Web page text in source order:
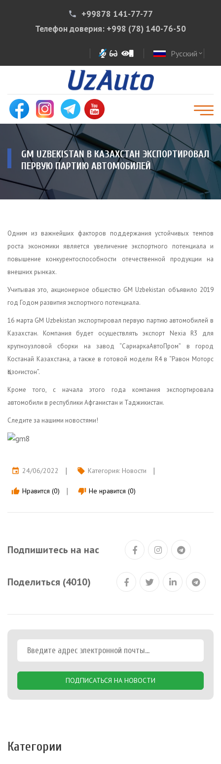
phone
+99878 141-77-77
Телефон доверия: +998 (78) 140-76-50
Русский expand_more
GM UZBEKISTAN В КАЗАХСТАН ЭКСПОРТИРОВАЛ
ПЕРВУЮ ПАРТИЮ АВТОМОБИЛЕЙ
Одним из важнейших факторов поддержания устойчивых темпов
роста экономики является увеличение экспортного потенциала и
повышение конкурентоспособности отечественной продукции на
внешних рынках.
Учитывая это, акционерное общество GM Uzbekistan объявило 2019
год Годом развития экспортного потенциала.
16 марта GM Uzbekistan экспортировал первую партию автомобилей в
Казахстан. Компания будет осуществлять экспорт Nexia R3 для
крупноузловой сборки на завод “СариаркаАвтоПром” в город
Костанай Казахстана, а также в готовой модели R4 в “Равон Моторс
Қозоғистон”.
Кроме того, с начала этого года компания экспортировала
автомобили в республики Афганистан и Таджикистан.
Следите за нашими новостями!
event 24/06/2022 local_offer Категория: Новости
thumb_up Нравится (0) thumb_down Не нравится (0)
Подпишитесь на нас
Поделиться (4010)
ПОДПИСАТЬСЯ НА НОВОСТИ
Категории